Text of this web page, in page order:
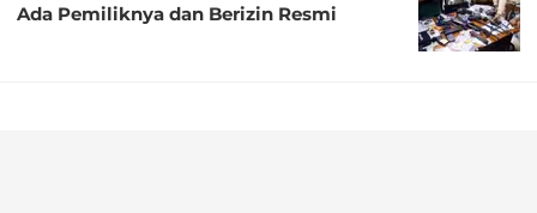
Ada Pemiliknya dan Berizin Resmi